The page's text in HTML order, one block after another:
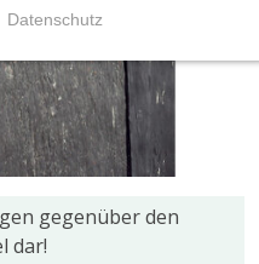
gegenüber den
dar!
grundlegende
einwandfreie Funktion
Datenschutz